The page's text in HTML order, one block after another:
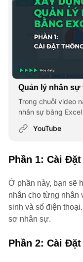
Quản lý nhân sự
Trong chuỗi video
nhân sự bằng
YouTube
Phần 1: Cài
Ở phần này, bạn sẽ
nhân cho từng nhân
sinh và số điện
sơ nhân sự.
Phần 2: Cài